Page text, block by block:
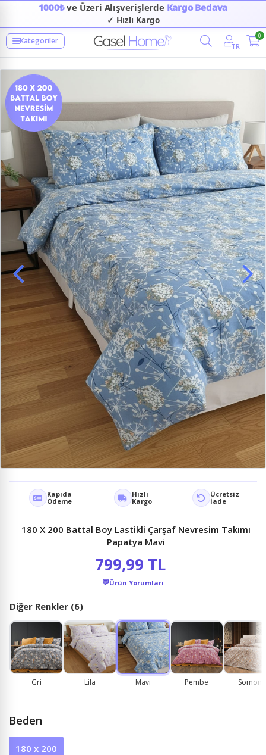
1000₺ve Üzeri Alışverişlerde Kargo Bedava
✓ Hızlı Kargo
Kategoriler
TR
0
Kapıda
Ödeme
Hızlı
Kargo
Ücretsiz
İade
180 X 200 Battal Boy Lastikli Çarşaf Nevresim Takımı
Papatya Mavi
799,99 TL
💬Ürün Yorumları
Diğer Renkler (6)
Gri Lila Mavi Pembe Somon
Beden
180 x 200